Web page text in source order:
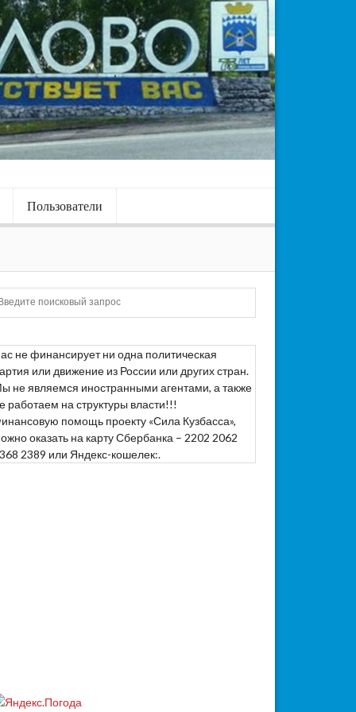
Пользователи
не финансирует ни одна политическая
или движение из России или других стран.
не являемся иностранными агентами, а также
работаем на структуры власти!!!
помощь проекту «Сила Кузбасса»,
оказать на карту Сбербанка – 2202 2062
2389 или Яндекс-кошелек:.